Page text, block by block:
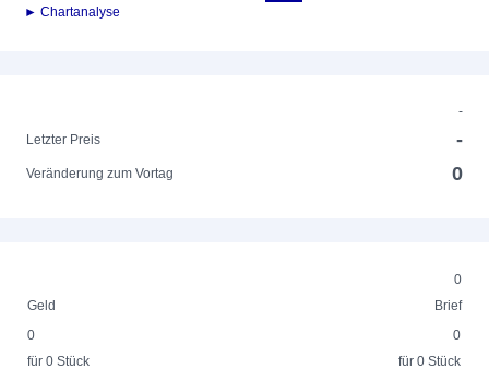
► Chartanalyse
-
Letzter Preis
-
Veränderung zum Vortag 0
0
Geld
Brief
0
für 0 Stück
0
für 0 Stück